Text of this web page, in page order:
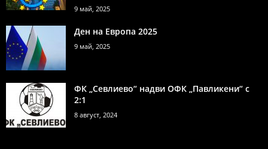
9 май, 2025
Ден на Европа 2025
9 май, 2025
ФК „Севлиево“ надви ОФК „Павликени“ с
2:1
8 август, 2024